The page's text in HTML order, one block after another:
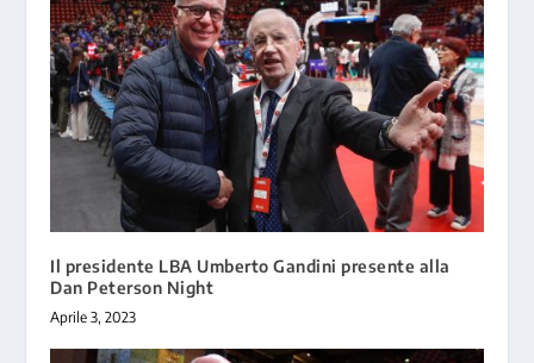
Il presidente LBA Umberto Gandini presente alla
Dan Peterson Night
Aprile 3, 2023